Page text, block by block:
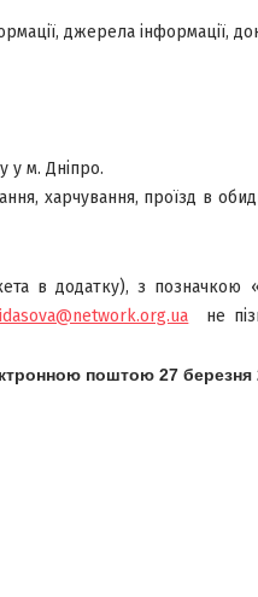
джерела інформації,
у м. Дніпро.
харчування, проїзд в
в додатку), з позначкою
не
поштою 27 березня